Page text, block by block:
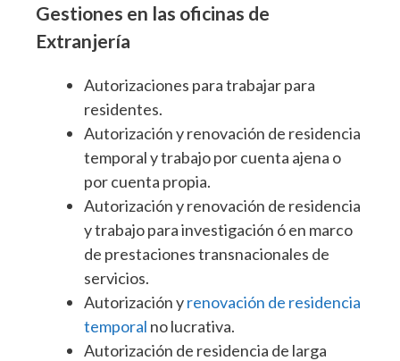
Gestiones en las oficinas de
Extranjería
Autorizaciones para trabajar para
residentes.
Autorización y renovación de residencia
temporal y trabajo por cuenta ajena o
por cuenta propia.
Autorización y renovación de residencia
y trabajo para investigación ó en marco
de prestaciones transnacionales de
servicios.
Autorización yrenovación de residencia
temporal no lucrativa.
Autorización de residencia de larga